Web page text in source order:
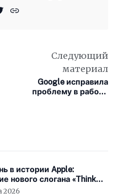
Следующий
материал
Google исправила
проблему в работе
в истории Apple:
нового слогана «Think
2026